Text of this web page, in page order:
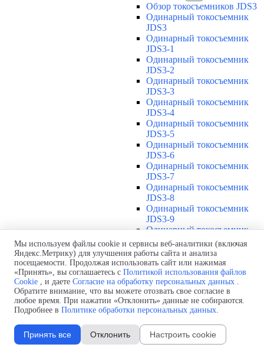
Обзор токосъемников JDS3
Одинарный токосъемник
JDS3
Одинарный токосъемник
JDS3-1
Одинарный токосъемник
JDS3-2
Одинарный токосъемник
JDS3-3
Одинарный токосъемник
JDS3-4
Одинарный токосъемник
JDS3-5
Одинарный токосъемник
JDS3-6
Одинарный токосъемник
JDS3-7
Одинарный токосъемник
JDS3-8
Одинарный токосъемник
JDS3-9
Одинарный токосъемник
JDS3-10
Одинарный токосъемник
JDS3-11
Одинарный токосъемник
JDS3-12
Соединения U12 ▼
Защитная оболочка для
соединений U12
Стыковочное соединение U12
Подводы питания U12
▼
Мы используем файлы cookie и сервисы веб-аналитики (включая
Яндекс.Метрику) для улучшения работы сайта и анализа
посещаемости. Продолжая использовать сайт или нажимая
«Принять», вы соглашаетесь с Политикой использования файлов
Cookie , и даете Согласие на обработку персональных данных .
Обратите внимание, что вы можете отозвать свое согласие в
любое время. При нажатии «Отклонить» данные не собираются.
Подробнее в Политике обработки персональных данных.
Принять все Отклонить Настроить cookie